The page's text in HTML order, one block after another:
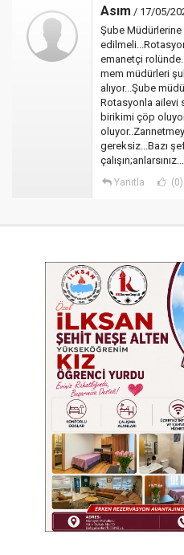
Asım / 17/05/
Şube
emanetçi
mem müdürleri
alıyor...Şube
Rotasyonla ailevi
birikimi çöp
gereksiz...Bazı
çalışın;anlarsınız...
Yanıtla (0)